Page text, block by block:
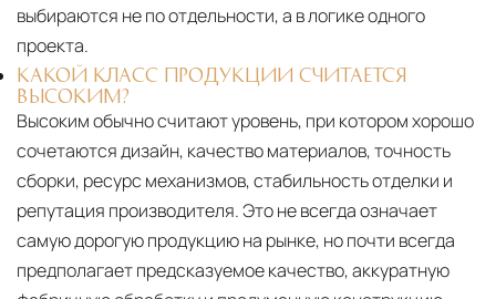
выбираются не по отдельности, а в логике одного
проекта.
КАКОЙ КЛАСС ПРОДУКЦИИ СЧИТАЕТСЯ
ВЫСОКИМ?
Высоким обычно считают уровень, при котором хорошо
сочетаются дизайн, качество материалов, точность
сборки, ресурс механизмов, стабильность отделки и
репутация производителя. Это не всегда означает
самую дорогую продукцию на рынке, но почти всегда
предполагает предсказуемое качество, аккуратную